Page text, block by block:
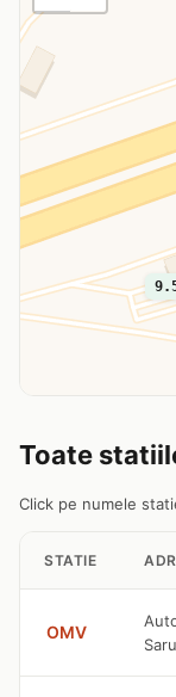
Toate
Click pe numele
STATIE
OMV